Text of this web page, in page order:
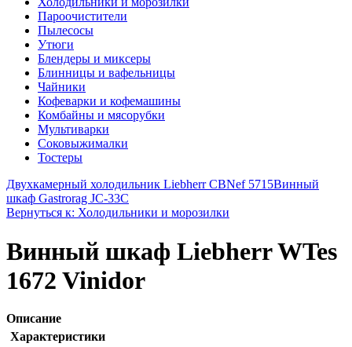
Пароочистители
Пылесосы
Утюги
Блендеры и миксеры
Блинницы и вафельницы
Чайники
Кофеварки и кофемашины
Комбайны и мясорубки
Мультиварки
Соковыжималки
Тостеры
Двухкамерный холодильник Liebherr CBNef 5715Винный
шкаф Gastrorag JC-33C
Вернуться к: Холодильники и морозилки
Винный шкаф Liebherr WTes
1672 Vinidor
Описание
Характеристики